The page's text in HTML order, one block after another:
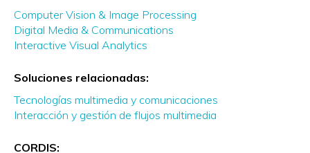
Computer Vision & Image Processing
Digital Media & Communications
Interactive Visual Analytics
Soluciones relacionadas:
Tecnologías multimedia y comunicaciones
Interacción y gestión de flujos multimedia
CORDIS: